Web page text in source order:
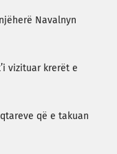
Navalnyn
vizituar krerët e
që e takuan